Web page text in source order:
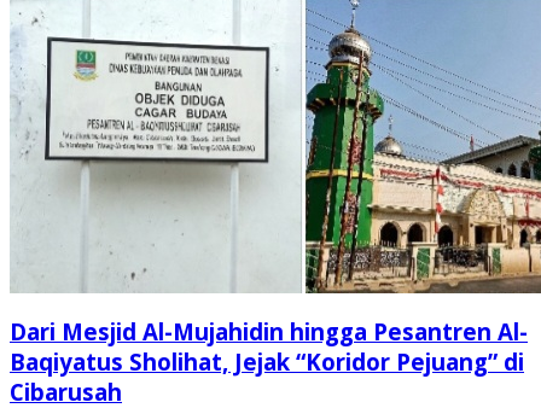
Dari Mesjid Al-Mujahidin hingga Pesantren Al-
Baqiyatus Sholihat, Jejak “Koridor Pejuang” di
Cibarusah